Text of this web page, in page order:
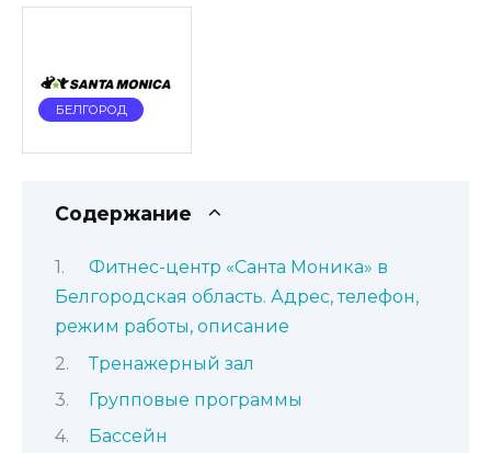
БЕЛГОРОД
Содержание
Фитнес-центр «Санта Моника» в
Белгородская область. Адрес, телефон,
режим работы, описание
Тренажерный зал
Групповые программы
Бассейн